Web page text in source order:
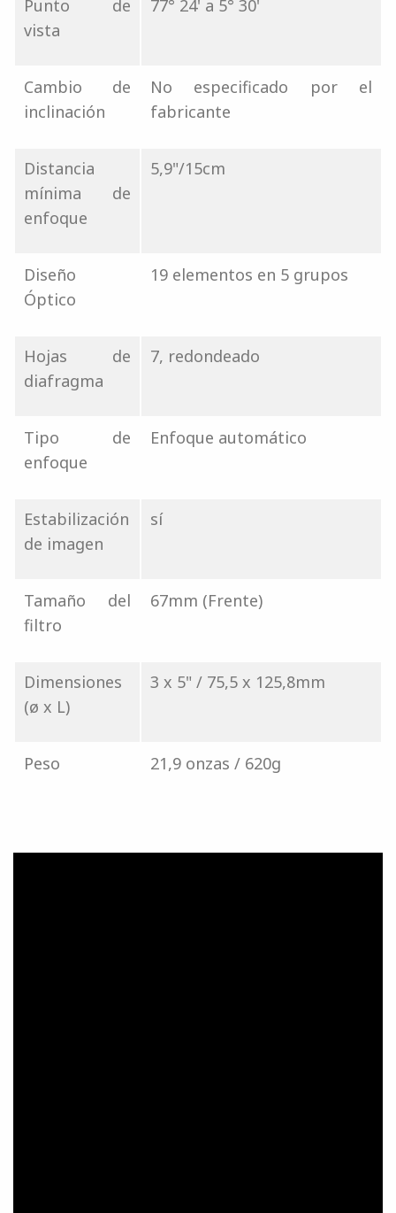
Punto de
vista
77° 24' a 5° 30'
Cambio de
inclinación
No especificado por el
fabricante
Distancia
mínima de
enfoque
5,9"/15cm
Diseño
Óptico
19 elementos en 5 grupos
Hojas de
diafragma
7, redondeado
Tipo de
enfoque
Enfoque automático
Estabilización
de imagen
sí
Tamaño del
filtro
67mm (Frente)
Dimensiones
(ø x L)
3 x 5" / 75,5 x 125,8mm
Peso 21,9 onzas / 620g